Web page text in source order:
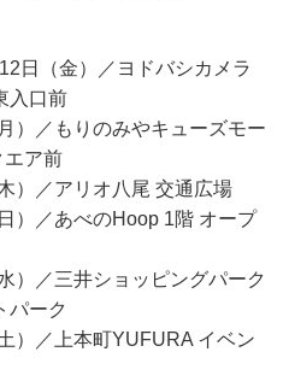
日（金）／ヨドバシカメラ
入口前
）／もりのみやキューズモー
エア前
）／アリオ八尾 交通広場
）／あべのHoop 1階 オープ
）／三井ショッピングパーク
パーク
）／上本町YUFURA イベン